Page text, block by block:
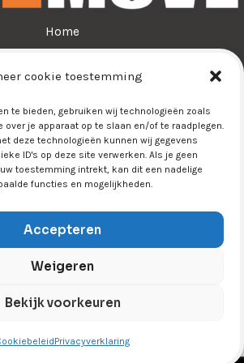
cookie toestemming
te bieden, gebruiken wij technologieën zoals
je apparaat op te slaan en/of te raadplegen.
deze technologieën kunnen wij gegevens
ID's op deze site verwerken. Als je geen
toestemming intrekt, kan dit een nadelige
functies en mogelijkheden.
Accepteren
Weigeren
Bekijk voorkeuren
Privacyverklaring
Home
Sporten
Tijn&Do
Winkel
Contact
|Cookiebeleid|Disclaimer